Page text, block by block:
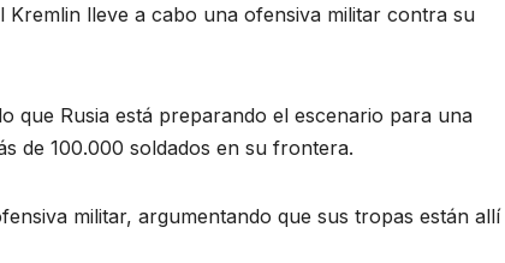
Kremlin lleve a cabo una ofensiva militar contra su
que Rusia está preparando el escenario para una
de 100.000 soldados en su frontera.
militar, argumentando que sus tropas están allí